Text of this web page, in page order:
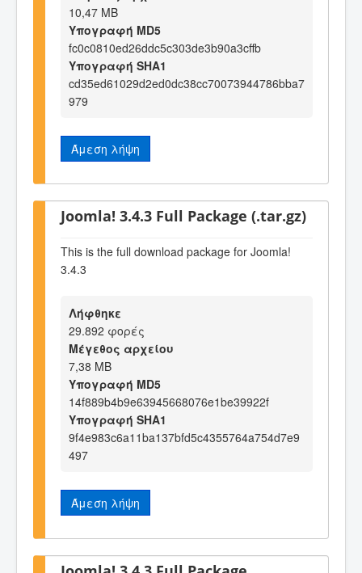
10,47 MB
Υπογραφή MD5
fc0c0810ed26ddc5c303de3b90a3cffb
Υπογραφή SHA1
cd35ed61029d2ed0dc38cc70073944786bba7
979
Άμεση λήψη
Joomla! 3.4.3 Full Package (.tar.gz)
This is the full download package for Joomla!
3.4.3
Λήφθηκε
29.892 φορές
Μέγεθος αρχείου
7,38 MB
Υπογραφή MD5
14f889b4b9e63945668076e1be39922f
Υπογραφή SHA1
9f4e983c6a11ba137bfd5c4355764a754d7e9
497
Άμεση λήψη